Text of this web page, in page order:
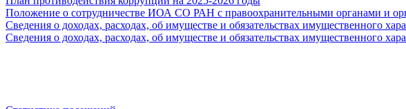
Положение о сотрудничестве ИОА СО РАН с правоохранительными органами и
Сведения о доходах, расходах, об имуществе и обязательствах имущественного
Сведения о доходах, расходах, об имуществе и обязательствах имущественного